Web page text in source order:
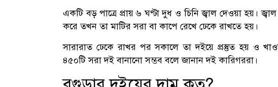
একটি বড় পাত্রে প্রায় ৬ ঘণ্টা দুধ ও চিনি জ্বাল দেওয়া হয়।
করে তখন তা মাটির সরা বা কাপে রেখে ঢেকে রাখতে হয়।
সারারাত ঢেকে রাখর পর সকালে তা দইয়ে প্রস্তুত হয় ও
৪৫০টি সরা দই বানানো সম্ভব বলে জানান দই কারিগররা।